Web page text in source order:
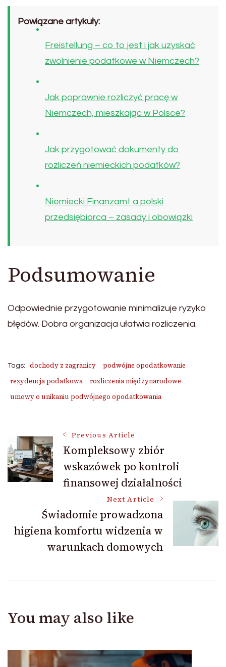
Powiązane artykuły:
Freistellung – co to jest i jak uzyskać
zwolnienie podatkowe w Niemczech?
Jak poprawnie rozliczyć pracę w
Niemczech, mieszkając w Polsce?
Jak przygotować dokumenty do
rozliczeń niemieckich podatków?
Niemiecki Finanzamt a polski
przedsiębiorca – zasady i obowiązki
Podsumowanie
Odpowiednie przygotowanie minimalizuje ryzyko
błędów. Dobra organizacja ułatwia rozliczenia.
Tags: dochody z zagranicy
podwójne opodatkowanie
rezydencja podatkowa
rozliczenia międzynarodowe
umowy o unikaniu podwójnego opodatkowania
Post
Navigation
Previous Article
Kompleksowy zbiór
wskazówek po kontroli
finansowej działalności
Next Article
Świadomie prowadzona
higiena komfortu widzenia w
warunkach domowych
You may also like